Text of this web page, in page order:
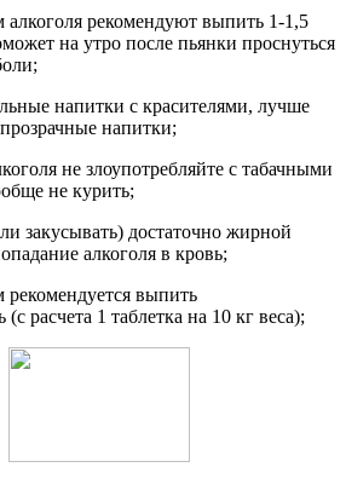
алкоголя рекомендуют выпить 1-1,5
на утро после пьянки проснуться
напитки с красителями, лучше
напитки;
не злоупотребляйте с табачными
не курить;
закусывать) достаточно жирной
алкоголя в кровь;
рекомендуется выпить
расчета 1 таблетка на 10 кг веса);